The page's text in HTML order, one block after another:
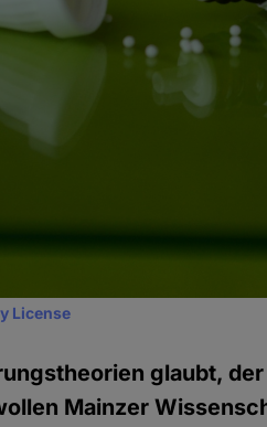
License
glaubt,
Mainzer